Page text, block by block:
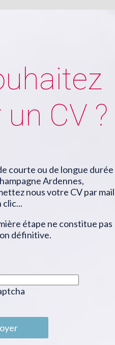
CV ?
courte ou de longue durée
Ardennes,
nous votre CV par mail
clic...
étape ne constitue pas
définitive.